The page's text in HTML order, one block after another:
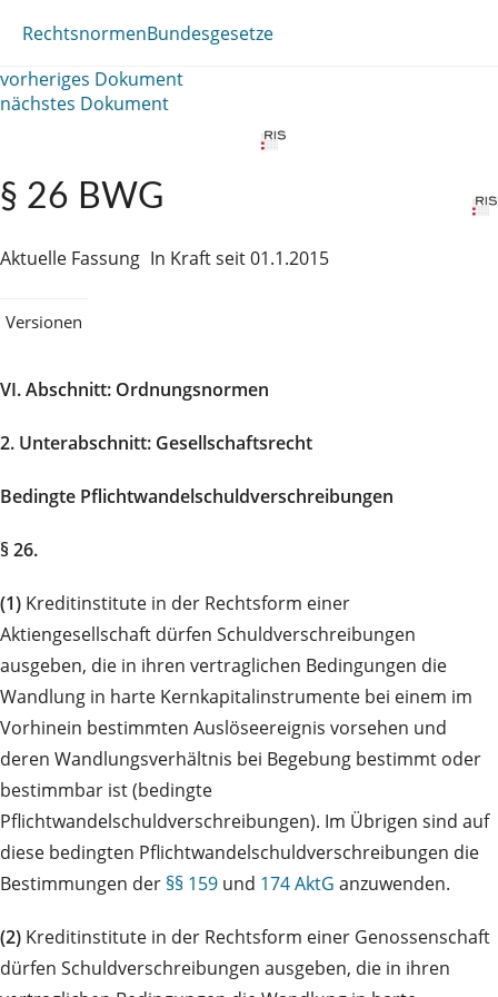
RechtsnormenBundesgesetze
vorheriges Dokument
nächstes Dokument
§ 26 BWG
Aktuelle Fassung In Kraft seit 01.1.2015
Versionen
VI. Abschnitt: Ordnungsnormen
2. Unterabschnitt: Gesellschaftsrecht
Bedingte Pflichtwandelschuldverschreibungen
§ 26.
(1) Kreditinstitute in der Rechtsform einer
Aktiengesellschaft dürfen Schuldverschreibungen
ausgeben, die in ihren vertraglichen Bedingungen die
Wandlung in harte Kernkapitalinstrumente bei einem im
Vorhinein bestimmten Auslöseereignis vorsehen und
deren Wandlungsverhältnis bei Begebung bestimmt oder
bestimmbar ist (bedingte
Pflichtwandelschuldverschreibungen). Im Übrigen sind auf
diese bedingten Pflichtwandelschuldverschreibungen die
Bestimmungen der §§ 159 und 174 AktG anzuwenden.
(2) Kreditinstitute in der Rechtsform einer Genossenschaft
dürfen Schuldverschreibungen ausgeben, die in ihren